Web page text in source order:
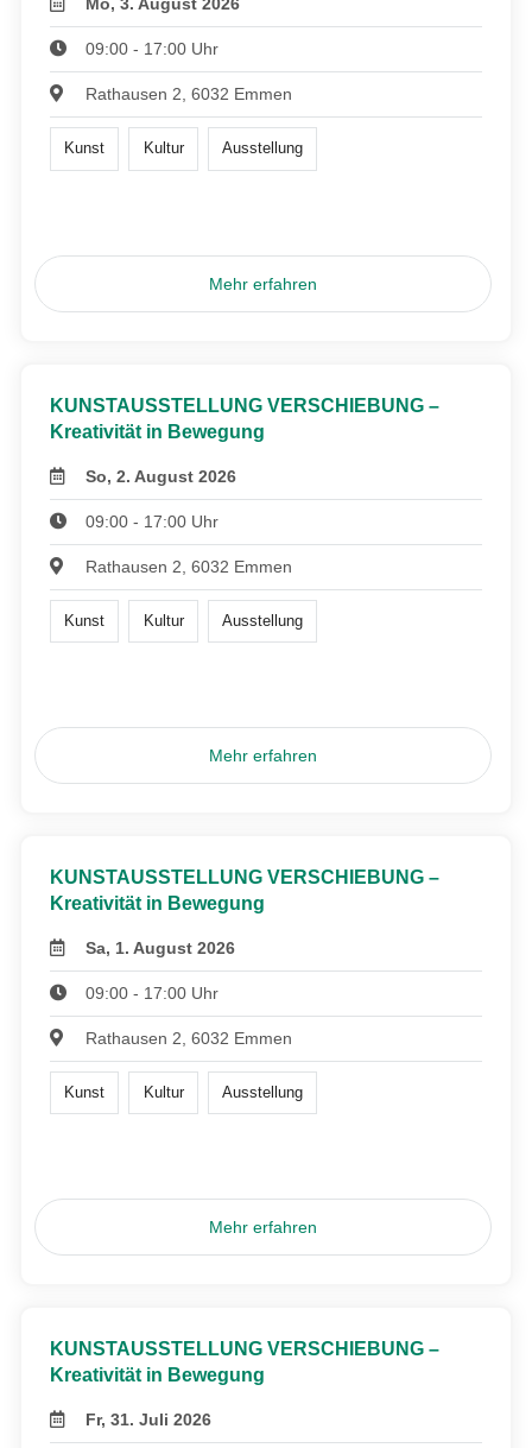
Mo, 3. August 2026
09:00 - 17:00 Uhr
Rathausen 2, 6032 Emmen
Kunst Kultur Ausstellung
Mehr erfahren
KUNSTAUSSTELLUNG VERSCHIEBUNG –
Kreativität in Bewegung
So, 2. August 2026
09:00 - 17:00 Uhr
Rathausen 2, 6032 Emmen
Kunst Kultur Ausstellung
Mehr erfahren
KUNSTAUSSTELLUNG VERSCHIEBUNG –
Kreativität in Bewegung
Sa, 1. August 2026
09:00 - 17:00 Uhr
Rathausen 2, 6032 Emmen
Kunst Kultur Ausstellung
Mehr erfahren
KUNSTAUSSTELLUNG VERSCHIEBUNG –
Kreativität in Bewegung
Fr, 31. Juli 2026